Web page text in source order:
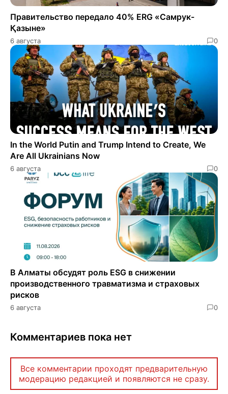
Правительство передало 40% ERG «Самрук-
Қазыне»
6 августа 0
In the World Putin and Trump Intend to Create, We
Are All Ukrainians Now
6 августа 0
В Алматы обсудят роль ESG в снижении
производственного травматизма и страховых
рисков
6 августа 0
Комментариев пока нет
Все комментарии проходят предварительную
модерацию редакцией и появляются не сразу.